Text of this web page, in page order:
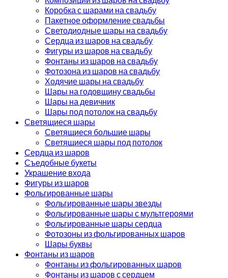
Коробка с шарами на свадьбу
Пакетное оформление свадьбы
Светодиодные шары на свадьбу
Сердца из шаров на свадьбу
Фигуры из шаров на свадьбу
Фонтаны из шаров на свадьбу
Фотозона из шаров на свадьбу
Ходячие шары на свадьбу
Шары на годовщину свадьбы
Шары на девичник
Шары под потолок на свадьбу
Светящиеся шары
Светящиеся большие шары
Светящиеся шары под потолок
Сердца из шаров
Съедобные букеты
Украшение входа
Фигуры из шаров
Фольгированные шары
Фольгированные шары звезды
Фольгированные шары с мультгероями
Фольгированные шары сердца
Фотозоны из фольгированных шаров
Шары буквы
Фонтаны из шаров
Фонтаны из фольгированных шаров
Фонтаны из шаров с сердцем